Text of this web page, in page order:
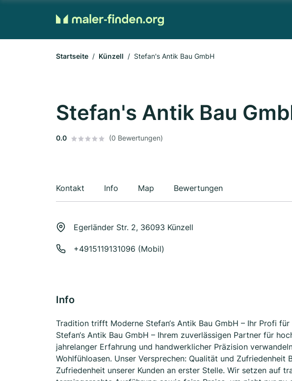
Startseite Künzell Stefan's Antik Bau GmbH
Stefan's Antik Bau
0.0 (0 Bewertungen)
Kontakt Info Map Bewertungen
Egerländer Str. 2, 36093 Künzell
+4915119131096 (Mobil)
Info
Tradition trifft Moderne Stefan‘s Antik Bau GmbH – Ihr Profi
Stefan‘s Antik Bau GmbH – Ihrem zuverlässigen Partner für
jahrelanger Erfahrung und handwerklicher Präzision
Wohlfühloasen. Unser Versprechen: Qualität und Zufriedenheit
Zufriedenheit unserer Kunden an erster Stelle. Wir setzen auf